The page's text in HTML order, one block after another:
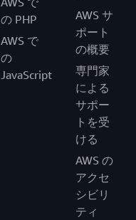
の PHP
AWS で
の
JavaScript
AWS サ
ポート
の概要
専門家
による
サポー
トを受
ける
AWS の
アクセ
シビリ
ティ